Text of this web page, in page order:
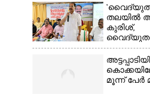
തലയിൽ
കുരിശ്‌,
മന്ത്രിയെ
മൂന്ന് പേർ